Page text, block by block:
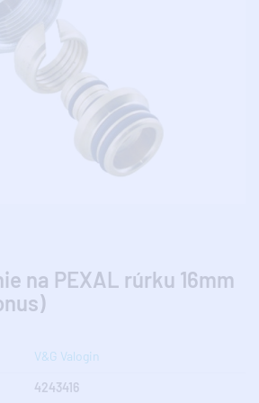
na PEXAL rúrku 16mm
V&G Valogin
4243416